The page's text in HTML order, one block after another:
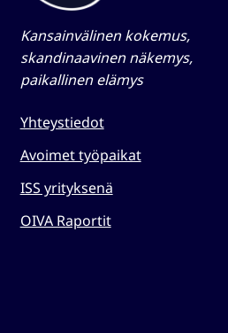
Kansainvälinen kokemus,
skandinaavinen näkemys,
paikallinen elämys​
Yhteystiedot
Avoimet työpaikat
ISS yrityksenä
OIVA Raportit